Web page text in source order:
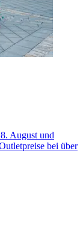
August und
bei über